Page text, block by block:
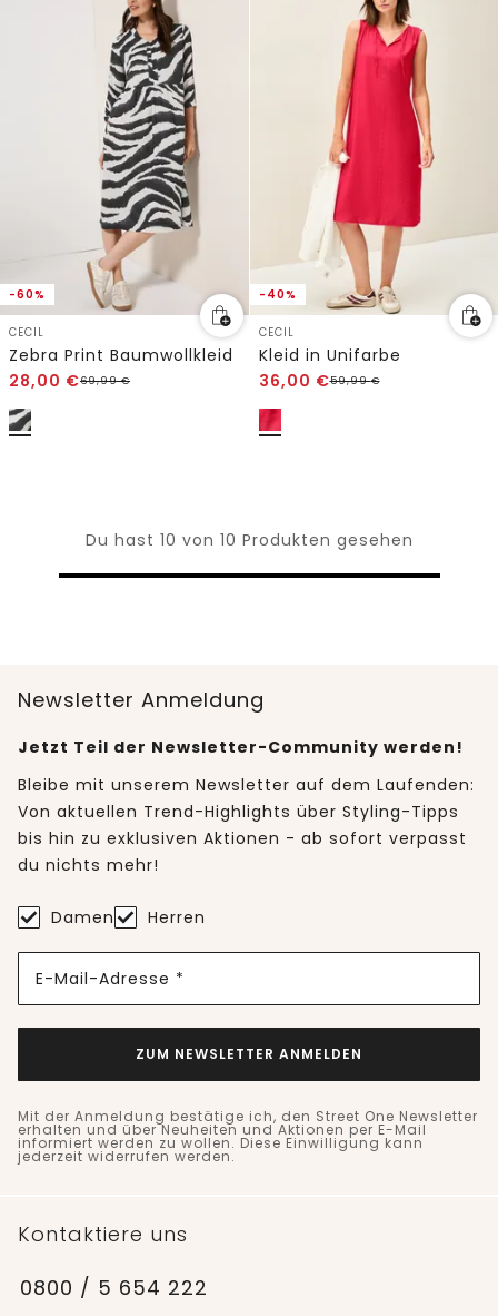
-60%
CECIL
Zebra Print Baumwollkleid
28,00 €69,99€
-40%
CECIL
Kleid in Unifarbe
36,00 €59,99€
Du hast 10 von 10 Produkten gesehen
Newsletter Anmeldung
Jetzt Teil der Newsletter-Community werden!
Bleibe mit unserem Newsletter auf dem Laufenden:
Von aktuellen Trend-Highlights über Styling-Tipps
bis hin zu exklusiven Aktionen - ab sofort verpasst
du nichts mehr!
Damen Herren
E-Mail-Adresse *
ZUM NEWSLETTER ANMELDEN
Mit der Anmeldung bestätige ich, den Street One Newsletter
erhalten und über Neuheiten und Aktionen per E-Mail
informiert werden zu wollen. Diese Einwilligung kann
jederzeit widerrufen werden.
Kontaktiere uns
0800 / 5 654 222